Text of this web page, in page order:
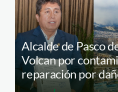
Alcalde de Pasco
Volcan por
reparación por